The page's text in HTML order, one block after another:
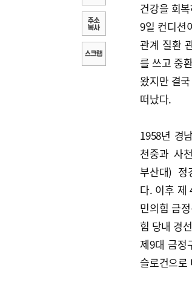
건강을 회
9일 컨디션
관계 질환
를 쓰고 중
왔지만 결
떠났다.
1958년 경
천중과 사
부산대) 정
다. 이후 제
민의힘 금
힘 당내 경
제9대 금정
슬로건으로